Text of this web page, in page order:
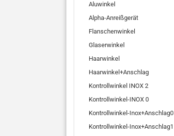
Aluwinkel
Alpha-Anreißgerät
Flanschenwinkel
Glaserwinkel
Haarwinkel
Haarwinkel+Anschlag
Kontrollwinkel INOX 2
Kontrollwinkel-INOX 0
Kontrollwinkel-Inox+Anschlag0
Kontrollwinkel-Inox+Anschlag1